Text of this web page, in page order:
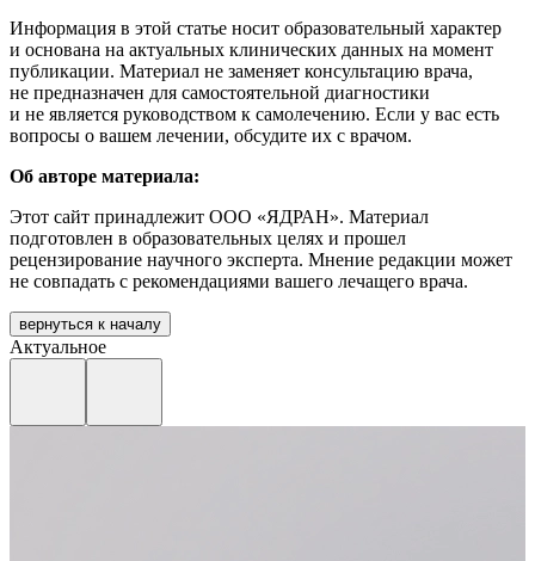
Информация в этой статье носит образовательный характер
и основана на актуальных клинических данных на момент
публикации. Материал не заменяет консультацию врача,
не предназначен для самостоятельной диагностики
и не является руководством к самолечению. Если у вас есть
вопросы о вашем лечении, обсудите их с врачом.
Об авторе материала:
Этот сайт принадлежит ООО «ЯДРАН». Материал
подготовлен в образовательных целях и прошел
рецензирование научного эксперта. Мнение редакции может
не совпадать с рекомендациями вашего лечащего врача.
вернуться к началу
Актуальное